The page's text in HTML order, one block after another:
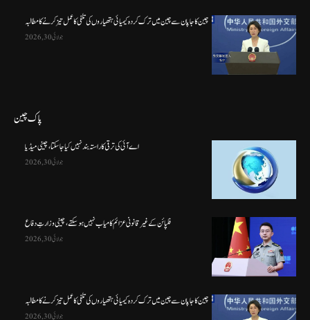
چین کا جاپان سے چین میں ترک کردہ کیمیائی ہتھیاروں کی تلفی کا عمل تیز کرنے کا مطالبہ
جولائی 30, 2026
پاک چین
اے آئی کی ترقی کا راستہ بند نہیں کیا جا سکتا، چینی میڈیا
جولائی 30, 2026
فلپائن کے غیر قانونی عزائم کامیاب نہیں ہو سکتے ، چینی وزارتِ دفاع
جولائی 30, 2026
چین کا جاپان سے چین میں ترک کردہ کیمیائی ہتھیاروں کی تلفی کا عمل تیز کرنے کا مطالبہ
جولائی 30, 2026